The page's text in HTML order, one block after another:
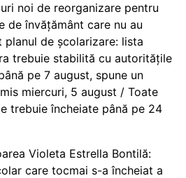
noi de reorganizare pentru
de învățământ care nu au
planul de școlarizare: lista
trebuie stabilită cu autoritățile
pe 7 august, spune un
miercuri, 5 august / Toate
trebuie încheiate până pe 24
Violeta Estrella Bontilă:
care tocmai s-a încheiat a